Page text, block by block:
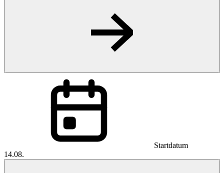
Startdatum
14.08.